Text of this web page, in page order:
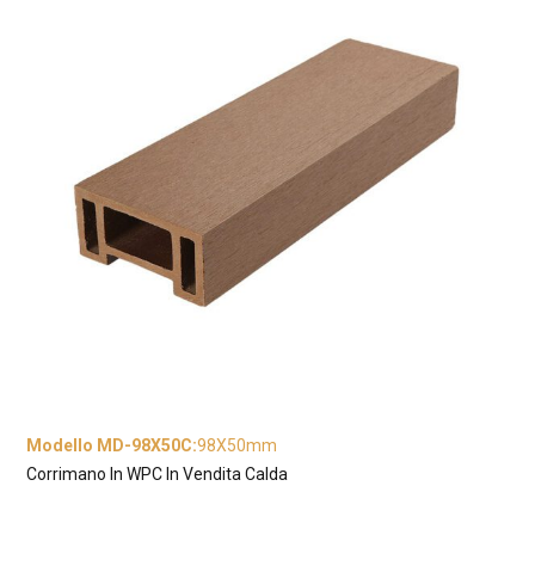
Modello MD-98X50C:98X50mm
Corrimano In WPC In Vendita Calda